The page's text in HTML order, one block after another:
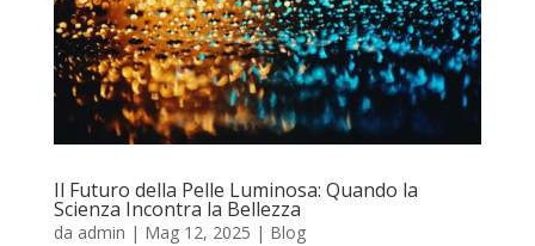
Il Futuro della Pelle Luminosa: Quando la
Scienza Incontra la Bellezza
da admin | Mag 12, 2025 | Blog